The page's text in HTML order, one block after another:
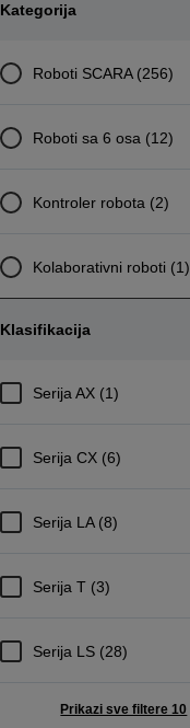
Kategorija
Roboti SCARA (256)
Roboti sa 6 osa (12)
Kontroler robota (2)
Kolaborativni roboti (1)
Klasifikacija
Serija AX (1)
Serija CX (6)
Serija LA (8)
Serija T (3)
Serija LS (28)
Prikazi sve filtere 10